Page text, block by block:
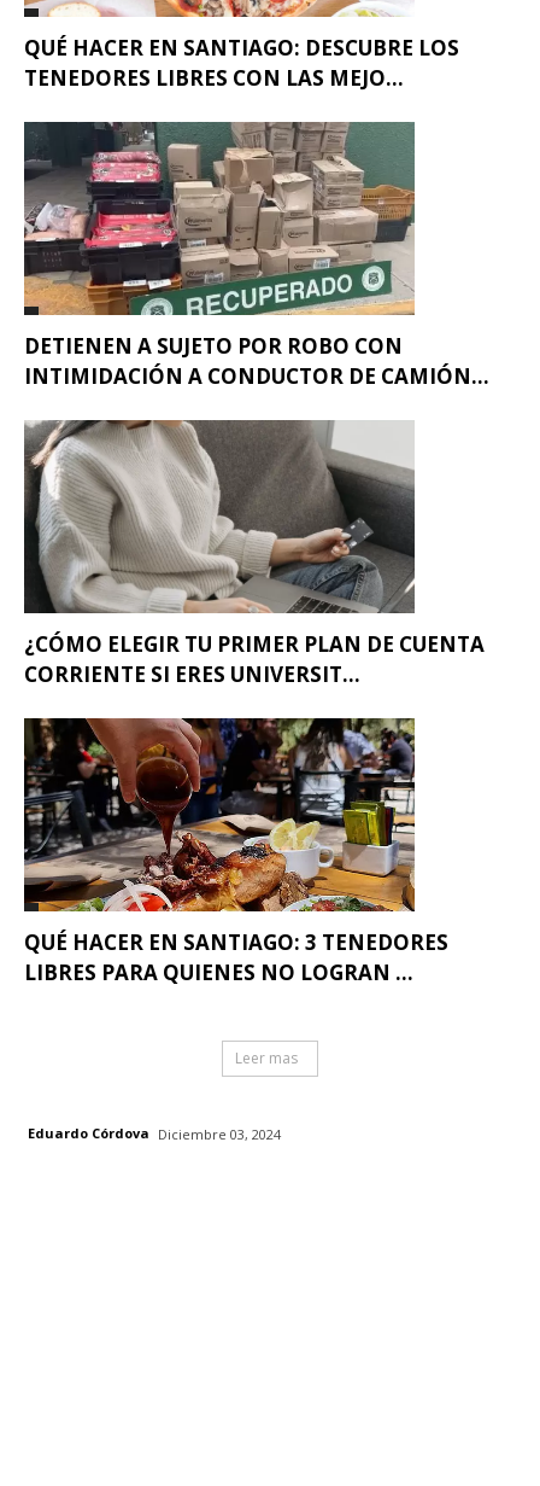
QUÉ HACER EN SANTIAGO: DESCUBRE LOS
TENEDORES LIBRES CON LAS MEJO...
DETIENEN A SUJETO POR ROBO CON
INTIMIDACIÓN A CONDUCTOR DE CAMIÓN...
¿CÓMO ELEGIR TU PRIMER PLAN DE CUENTA
CORRIENTE SI ERES UNIVERSIT...
QUÉ HACER EN SANTIAGO: 3 TENEDORES
LIBRES PARA QUIENES NO LOGRAN ...
Leer mas
Eduardo Córdova Diciembre 03, 2024